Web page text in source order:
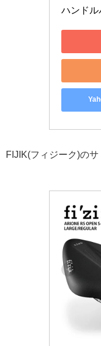
ハンド
FIJIK(フィジーク)の